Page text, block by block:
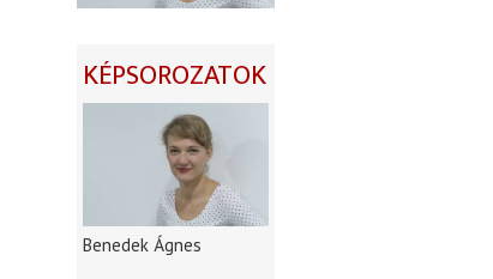
KÉPSOROZATOK
Benedek Ágnes